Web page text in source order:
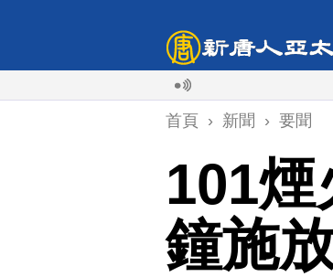
首頁 › 新聞 › 要聞
101
鐘施